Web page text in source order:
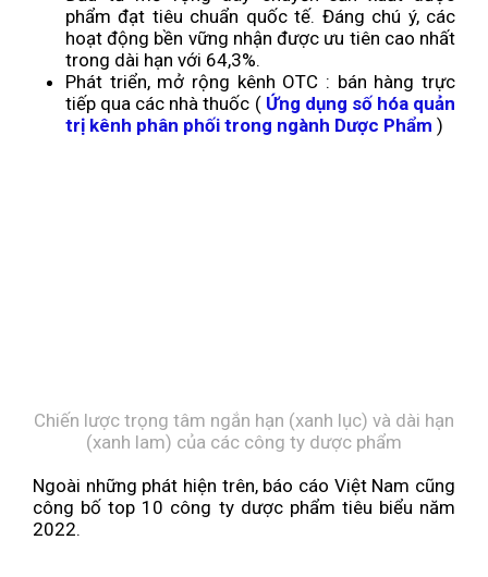
phẩm đạt tiêu chuẩn quốc tế. Đáng chú ý, các
hoạt động bền vững nhận được ưu tiên cao nhất
trong dài hạn với 64,3%.
Phát triển, mở rộng kênh OTC : bán hàng trực
tiếp qua các nhà thuốc ( Ứng dụng số hóa quản
trị kênh phân phối trong ngành Dược Phẩm )
Chiến lược trọng tâm ngắn hạn (xanh lục) và dài hạn
(xanh lam) của các công ty dược phẩm
Ngoài những phát hiện trên, báo cáo Việt Nam cũng
công bố top 10 công ty dược phẩm tiêu biểu năm
2022.